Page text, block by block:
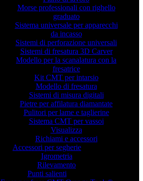
Morse professionali con righello
graduato
Sistema universale per apparecchi
da incasso
Sistemi di perforazione universali
Sistemi di fresatura 3D Carver
Modello per la scanalatura con la
fresatrice
Kit CMT per intarsio
Modello di fresatura
Sistemi di misura digitali
Pietre per affilatura diamantate
Pulitori per lame e taglierine
Sistema CMT per vassoi
Visualizza
Richiami e accessori
Accessori per segherie
Igrometria
Rilevamento
Punti salienti